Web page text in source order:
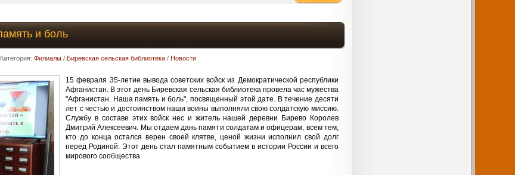
и боль
Категория:Филиалы /Биревская сельская библиотека /Новости
15 февраля 35-летие вывода советских войск из Демократической республики
Афганистан. В этот день Биревская сельская библиотека провела час мужества
"Афганистан. Наша память и боль", посвященный этой дате. В течение десяти
лет с честью и достоинством наши воины выполняли свою солдатскую миссию.
Службу в составе этих войск нес и житель нашей деревни Бирево Королев
Дмитрий Алексеевич. Мы отдаем дань памяти солдатам и офицерам, всем тем,
кто до конца остался верен своей клятве, ценой жизни исполнил свой долг
перед Родиной. Этот день стал памятным событием в истории России и всего
мирового сообщества.